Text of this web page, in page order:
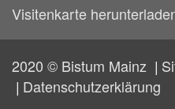
Visitenkarte
2020 © Bistum Mainz
Datenschutzerklärung